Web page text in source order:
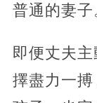
普通的妻子
即便丈夫
擇盡力一